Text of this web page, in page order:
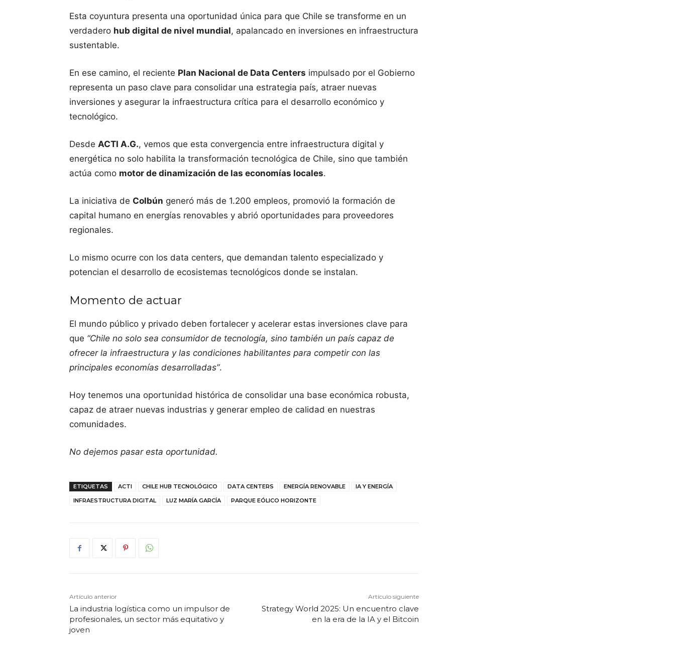
Esta coyuntura presenta una oportunidad única para que Chile se transforme en un
verdadero hub digital de nivel mundial, apalancado en inversiones en infraestructura
sustentable.
En ese camino, el reciente Plan Nacional de Data Centers impulsado por el Gobierno
representa un paso clave para consolidar una estrategia país, atraer nuevas
inversiones y asegurar la infraestructura crítica para el desarrollo económico y
tecnológico.
Desde ACTI A.G., vemos que esta convergencia entre infraestructura digital y
energética no solo habilita la transformación tecnológica de Chile, sino que también
actúa como motor de dinamización de las economías locales.
La iniciativa de Colbún generó más de 1.200 empleos, promovió la formación de
capital humano en energías renovables y abrió oportunidades para proveedores
regionales.
Lo mismo ocurre con los data centers, que demandan talento especializado y
potencian el desarrollo de ecosistemas tecnológicos donde se instalan.
Momento de actuar
El mundo público y privado deben fortalecer y acelerar estas inversiones clave para
que “Chile no solo sea consumidor de tecnología, sino también un país capaz de
ofrecer la infraestructura y las condiciones habilitantes para competir con las
principales economías desarrolladas”.
Hoy tenemos una oportunidad histórica de consolidar una base económica robusta,
capaz de atraer nuevas industrias y generar empleo de calidad en nuestras
comunidades.
No dejemos pasar esta oportunidad.
ETIQUETAS ACTI CHILE HUB TECNOLÓGICO DATA CENTERS ENERGÍA RENOVABLE
IA Y ENERGÍA
INFRAESTRUCTURA DIGITAL
LUZ MARÍA GARCÍA PARQUE EÓLICO HORIZONTE
Artículo anterior
La industria logística como un impulsor de
profesionales, un sector más equitativo y
joven
Artículo siguiente
Strategy World 2025: Un encuentro clave
en la era de la IA y el Bitcoin